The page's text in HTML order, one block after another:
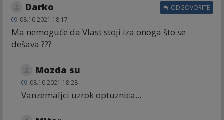
Darko
08.10.2021 18:17
Ma nemoguće da Vlast stoji iza onoga što se
dešava ???
ODGOVORITE
Mozda su
08.10.2021 18:28
Vanzemaljci uzrok optuznica...